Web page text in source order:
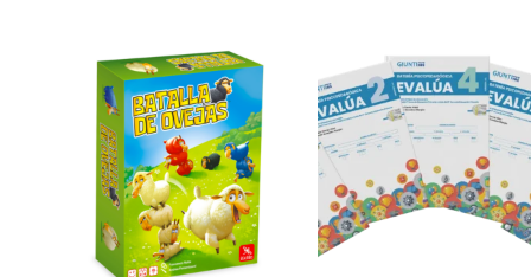
tiene
múltiples
variantes.
opciones
se